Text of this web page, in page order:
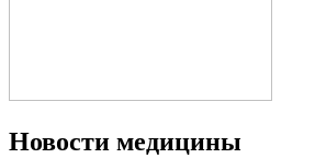
Новости медицины